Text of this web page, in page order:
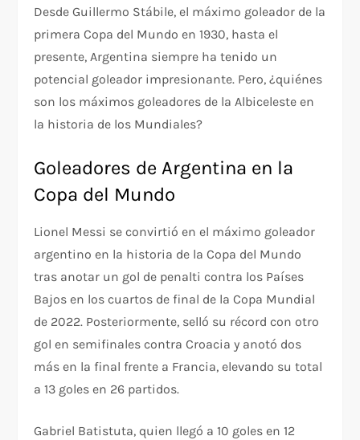
Desde Guillermo Stábile, el máximo goleador de la
primera Copa del Mundo en 1930, hasta el
presente, Argentina siempre ha tenido un
potencial goleador impresionante. Pero, ¿quiénes
son los máximos goleadores de la Albiceleste en
la historia de los Mundiales?
Goleadores de Argentina en la
Copa del Mundo
Lionel Messi se convirtió en el máximo goleador
argentino en la historia de la Copa del Mundo
tras anotar un gol de penalti contra los Países
Bajos en los cuartos de final de la Copa Mundial
de 2022. Posteriormente, selló su récord con otro
gol en semifinales contra Croacia y anotó dos
más en la final frente a Francia, elevando su total
a 13 goles en 26 partidos.
Gabriel Batistuta, quien llegó a 10 goles en 12